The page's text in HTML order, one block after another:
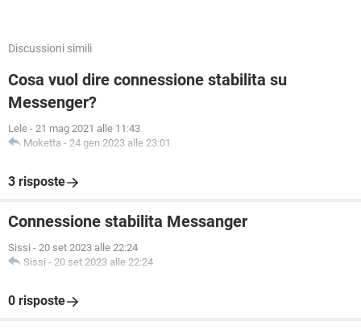
Discussioni simili
Cosa vuol dire connessione stabilita su
Messenger?
Lele - 21 mag 2021 alle 11:43
Moketta - 24 gen 2023 alle 23:01
3 risposte
Connessione stabilita Messanger
Sissi - 20 set 2023 alle 22:24
Sissi - 20 set 2023 alle 22:24
0 risposte